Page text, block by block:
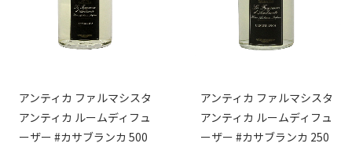
アンティカ ファルマシスタ
アンティカ ルームディフュ
ーザー #カサブランカ 500
アンティカ ファルマシスタ
アンティカ ルームディフュ
ーザー #カサブランカ 250